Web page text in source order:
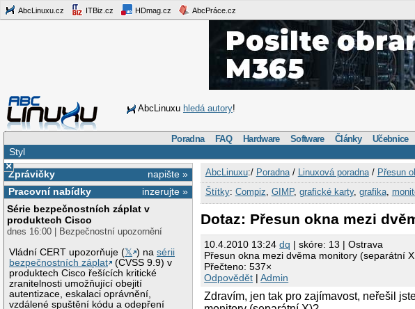
AbcLinuxu.cz ITBiz.cz HDmag.cz AbcPráce.cz
AbcLinuxu hledá autory!
Poradna FAQ Hardware Software Články Učebnice
Styl
×
napište »
Zprávičky
inzerujte »
Pracovní nabídky
Série bezpečnostních záplat v
produktech Cisco
dnes 16:00 | Bezpečnostní upozornění
Vládní CERT upozorňuje (𝕏 ) nasérii
bezpečnostních záplat
(CVSS 9.9) v
produktech Cisco řešících kritické
zranitelnosti umožňující obejití
autentizace, eskalaci oprávnění,
vzdálené spuštění kódu a odepření
AbcLinuxu:/ Poradna/ Linuxová poradna/ Přesun
Štítky: Compiz GIMP, grafické karty, grafika,
Dotaz: Přesun okna mezi
10.4.2010 13:24dq | skóre: 13 | Ostrava
Přesun okna mezi dvěma monitory (separátní
Přečteno: 537×
Odpovědět |Admin
Zdravím, jen tak pro zajímavost, neřešil